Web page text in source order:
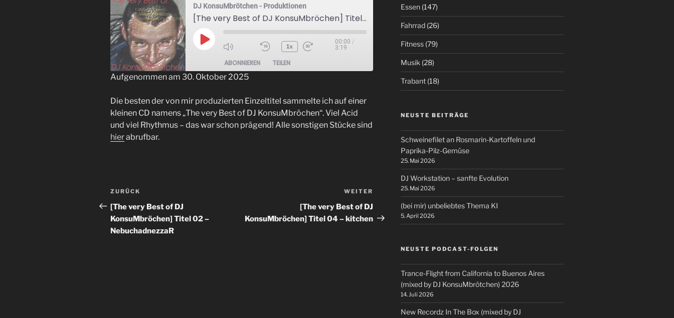
DJ KonsuMbrötchen - Produktionen
[The very Best of DJ KonsuMbröchen] Titel 03 - acid makes my body move
Play
1x
00:00 /
3:19
ABONNIEREN TEILEN
RSS FEED
LINK
EMBED
Aufgenommen am 30. Oktober 2025
Die besten der von mir produzierten Einzeltitel sammelte ich auf einer
kleinen CD namens „The very Best of DJ KonsuMbröchen“. Viel Acid
und viel Rhythmus – das war schon prägend! Alle sonstigen Stücke sind
hierabrufbar.
Beitrags-
Navigation
Vorheriger
Beitrag
ZURÜCK
[The very Best of DJ
KonsuMbröchen] Titel 02 –
NebuchadnezzaR
Nächster
Beitrag
WEITER
[The very Best of DJ
KonsuMbröchen] Titel 04 – kitchen
Essen(147)
Fahrrad(26)
Fitness(79)
Musik (28)
Trabant(18)
NEUSTE BEITRÄGE
Schweinefilet an Rosmarin-Kartoffeln und
Paprika-Pilz-Gemüse
25. Mai 2026
DJ Workstation – sanfte Evolution
25. Mai 2026
(bei mir) unbeliebtes Thema KI
5. April 2026
NEUSTE PODCAST-FOLGEN
Trance-Flight from California to Buenos Aires
(mixed by DJ KonsuMbrötchen) 2026
14. Juli 2026
New Recordz In The Box (mixed by DJ